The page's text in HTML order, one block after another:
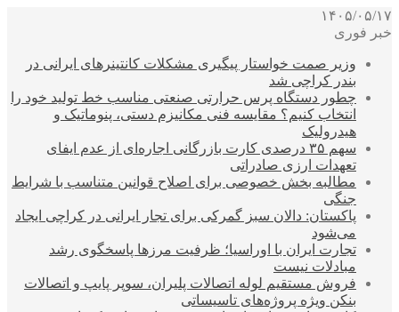
۱۴۰۵/۰۵/۱۷
خبر فوری
وزیر صمت خواستار پیگیری مشکلات کانتینرهای ایرانی در
بندر کراچی شد
چطور دستگاه پرس حرارتی صنعتی مناسب خط تولید خود را
انتخاب کنیم؟ مقایسه فنی مکانیزم دستی، پنوماتیک و
هیدرولیک
سهم ۳۵ درصدی کارت بازرگانی اجاره‌ای از عدم ایفای
تعهدات ارزی صادراتی
مطالبه بخش خصوصی برای اصلاح قوانین متناسب با شرایط
جنگی
پاکستان: دالان سبز گمرکی برای تجار ایرانی در کراچی ایجاد
می‌شود
تجارت ایران با اوراسیا؛ ظرفیت مرزها پاسخگوی رشد
مبادلات نیست
فروش مستقیم لوله اتصالات پلیران، سوپر پایپ و اتصالات
بنکن ویژه پروژه‌های تاسیساتی